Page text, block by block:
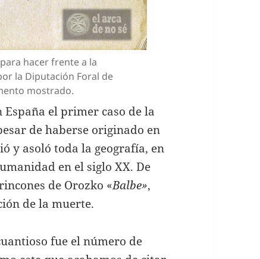
hacer frente a la
la Diputación Foral de
mostrado.
España el primer caso de la
de haberse originado en
y asoló toda la geografía, en
en el siglo XX. De
de Orozko «Balbe»,
de la muerte.
fue el número de